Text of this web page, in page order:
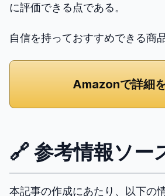
に評価できる点である。
自信を持っておすすめできる商
Amazonで詳細
🔗 参考情報ソー
本記事の作成にあたり、以下の